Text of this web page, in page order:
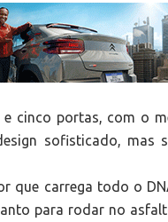
cinco portas, com o
sofisticado, mas
que carrega todo o
para rodar no